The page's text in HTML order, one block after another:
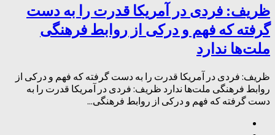
ظریف: فردی در آمریکا قدرت را به دست
گرفته که فهم و درکی از روابط فرهنگی
ملت‌ها ندارد
ظریف: فردی در آمریکا قدرت را به دست گرفته که فهم و درکی از
روابط فرهنگی ملت‌ها ندارد ظریف: فردی در آمریکا قدرت را به
دست گرفته که فهم و درکی از روابط فرهنگی...